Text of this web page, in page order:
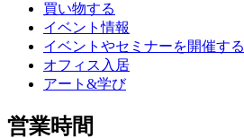
買い物する
イベント情報
イベントやセミナーを開催する
オフィス入居
アート&学び
営業時間